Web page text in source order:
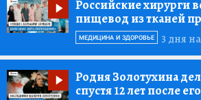
Российские хирурги
пищевод из тканей
3 дня
МЕДИЦИНА И ЗДОРОВЬЕ
Родня Золотухина
спустя 12 лет после